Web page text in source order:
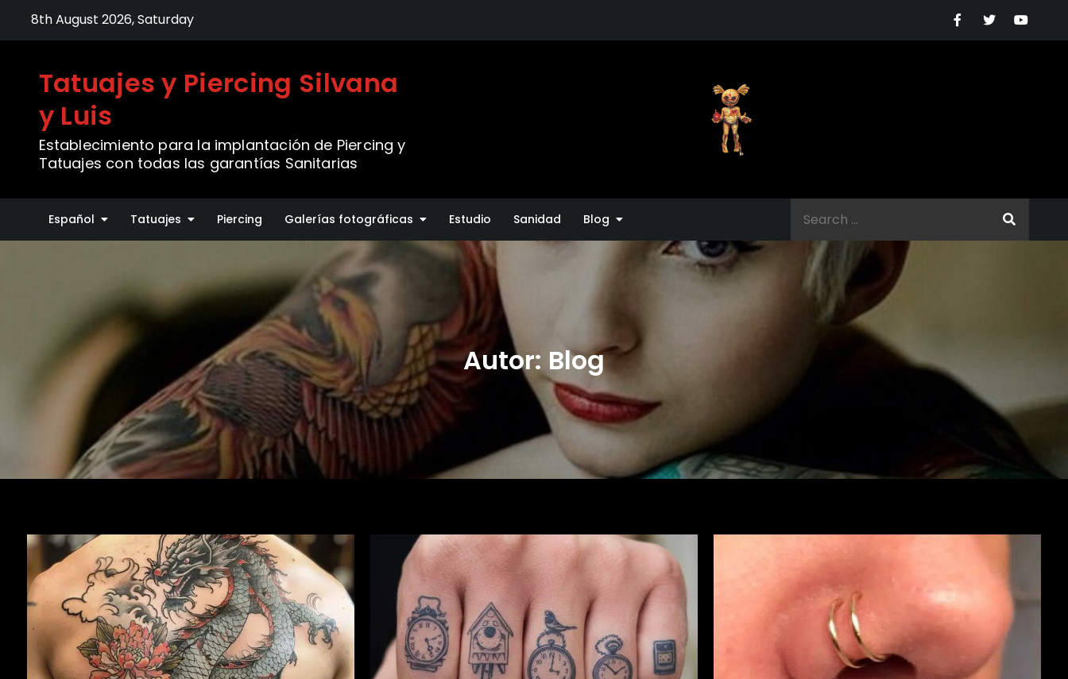
8th August 2026, Saturday
Tatuajes y Piercing Silvana
y Luis
Establecimiento para la implantación de Piercing y
Tatuajes con todas las garantías Sanitarias
Español Tatuajes Piercing Galerías fotográficas Estudio Sanidad Blog
Autor: Blog